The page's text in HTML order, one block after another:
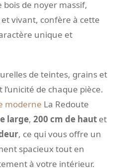
de noyer massif,
vivant, confère à cette
unique et
de teintes, grains et
de chaque pièce.
moderne La Redoute
large, 200 cm de haut et
, ce qui vous offre un
spacieux tout en
à votre intérieur.